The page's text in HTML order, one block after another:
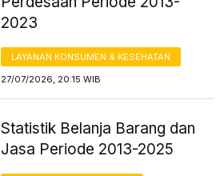
2023
LAYANAN KONSUMEN & KESEHATAN
27/07/2026, 20:15 WIB
Statistik Belanja Barang dan
Jasa Periode 2013-2025